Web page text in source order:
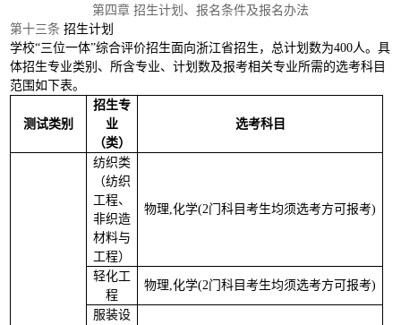
第四章 招生计划、报名条件及报名办法
第十三条 招生计划
学校“三位一体”综合评价招生面向浙江省招生，总计划数为400人。具
体招生专业类别、所含专业、计划数及报考相关专业所需的选考科目
范围如下表。
测试类别
招生专
业
（类）
选考科目
纺织类
（纺织
工程、
非织造
材料与
工程）
物理,化学(2门科目考生均须选考方可报考)
轻化工
程
物理,化学(2门科目考生均须选考方可报考)
服装设